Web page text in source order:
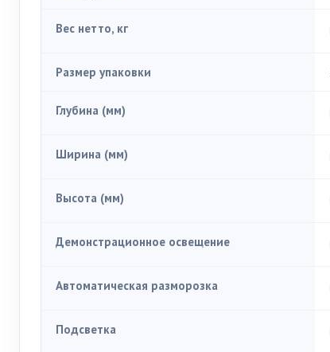
Вес нетто, кг
Размер упаковки
Глубина (мм)
Ширина (мм)
Высота (мм)
Демонстрационное освещение
Автоматическая разморозка
Подсветка